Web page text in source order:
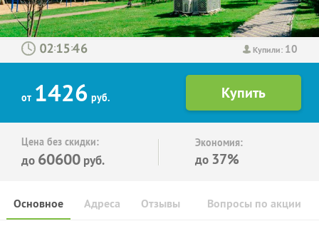
Купили: 10
: :
от 1426 руб.
Цена без скидки:
до 60600 руб.
Экономия:
до 37%
Основное Отзывы Вопросы по акции
Адреса